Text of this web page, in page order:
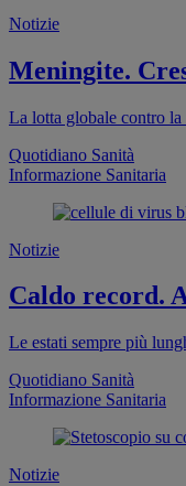
Notizie
Meningite.
La lotta globale contro
Quotidiano Sanità
Informazione Sanitaria
Notizie
Caldo record.
Le estati sempre più
Quotidiano Sanità
Informazione Sanitaria
Notizie